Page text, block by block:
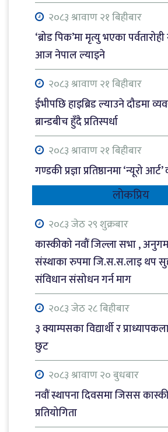
२०८३ श्रावाण २१ बिहीबार
‘ब्रोड पिक’मा मृत्यु भएका
आज नेपाल ल्याइने
२०८३ श्रावाण २१ बिहीबार
ईभीपछि हाइब्रिड ल्याउने दौडमा
ब्रान्डबीच हुँदै प्रतिस्पर्धा
२०८३ श्रावाण २१ बिहीबार
गण्डकी प्रज्ञा प्रतिष्ठानमा ‘न्यूरो
२०८३ श्रावाण २१ बिहीबार
राैतहटमा पेट्रोल बोकेको ट्यांकर
हुँँदा जलेर नष्ट
२०८३ श्रावाण २१ बिहीबार
खैरो हेरोइन कारोबारको आरोपमा
पक्राउ
२०८३ श्रावाण २० बुधबार
नवौं स्थापना दिवसमा जिसस
प्रतियोगिता
लोकप्रिय
२०८३ जेठ २९ शुक्रबार
कास्कीको नवौं जिल्ला सभा ,
संस्थाका रुपमा जि.स.स.लाइ थप
संविधान संसोधन गर्न माग
२०८३ जेठ २८ बिहीबार
३ क्याम्पसका विद्यार्थी र
छुट
२०८३ श्रावाण २० बुधबार
नवौं स्थापना दिवसमा जिसस
प्रतियोगिता